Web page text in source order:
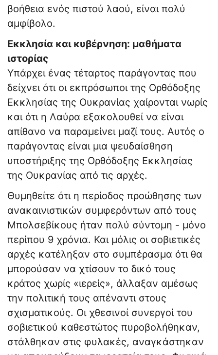
βοήθεια ενός πιστού λαού, είναι πολύ
αμφίβολο.
Εκκλησία και κυβέρνηση: μαθήματα
ιστορίας
Υπάρχει ένας τέταρτος παράγοντας που
δείχνει ότι οι εκπρόσωποι της Ορθόδοξης
Εκκλησίας της Ουκρανίας χαίρονται νωρίς
και ότι η Λαύρα εξακολουθεί να είναι
απίθανο να παραμείνει μαζί τους. Αυτός ο
παράγοντας είναι μια ψευδαίσθηση
υποστήριξης της Ορθόδοξης Εκκλησίας
της Ουκρανίας από τις αρχές.
Θυμηθείτε ότι η περίοδος προώθησης των
ανακαινιστικών συμφερόντων από τους
Μπολσεβίκους ήταν πολύ σύντομη - μόνο
περίπου 9 χρόνια. Και μόλις οι σοβιετικές
αρχές κατέληξαν στο συμπέρασμα ότι θα
μπορούσαν να χτίσουν το δικό τους
κράτος χωρίς «ιερείς», άλλαξαν αμέσως
την πολιτική τους απέναντι στους
σχισματικούς. Οι χθεσινοί συνεργοί του
σοβιετικού καθεστώτος πυροβολήθηκαν,
στάλθηκαν στις φυλακές, αναγκάστηκαν